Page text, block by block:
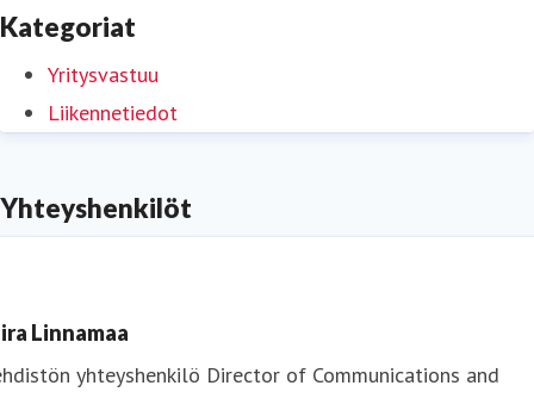
Kategoriat
Yritysvastuu
Liikennetiedot
Yhteyshenkilöt
Linnamaa
yhteyshenkilö Director of Communications and